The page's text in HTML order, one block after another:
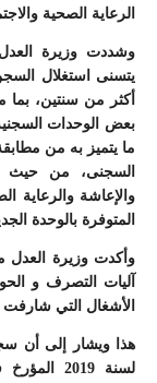
الرعاية الصحية
وشددت وزيرة
يتسنى استغلال
أكثر من سنتين،
بعض الوحدات
ما يتميز به من
السجنى، من حيث
والإعاشة والرعاية
المتوفرة بالوحدة
وأكدت وزيرة
آليات التصرف و
الأشغال التي شارفت